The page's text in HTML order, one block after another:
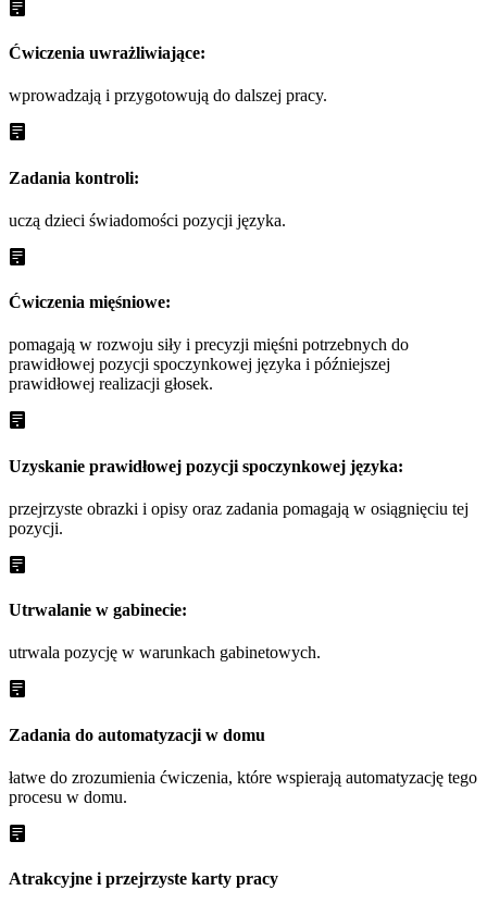
Ćwiczenia uwrażliwiające:
wprowadzają i przygotowują do dalszej pracy.
Zadania kontroli:
uczą dzieci świadomości pozycji języka.
Ćwiczenia mięśniowe:
pomagają w rozwoju siły i precyzji mięśni potrzebnych do
prawidłowej pozycji spoczynkowej języka i późniejszej
prawidłowej realizacji głosek.
Uzyskanie prawidłowej pozycji spoczynkowej języka:
przejrzyste obrazki i opisy oraz zadania pomagają w osiągnięciu tej
pozycji.
Utrwalanie w gabinecie:
utrwala pozycję w warunkach gabinetowych.
Zadania do automatyzacji w domu
łatwe do zrozumienia ćwiczenia, które wspierają automatyzację tego
procesu w domu.
Atrakcyjne i przejrzyste karty pracy